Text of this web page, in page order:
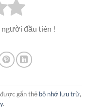
người đầu tiên !
gắn thẻ bộ nhớ lưu trữ,
.